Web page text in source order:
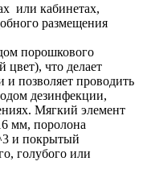
или кабинетах,
размещения
порошкового
что делает
и позволяет проводить
дезинфекции,
Мягкий элемент
мм, поролона
и покрытый
голубого или